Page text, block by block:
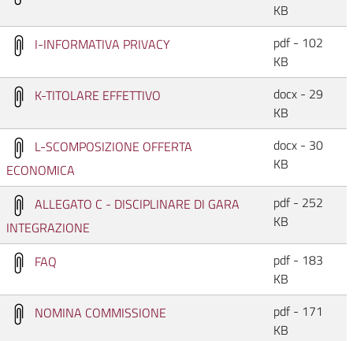
KB
I-INFORMATIVA PRIVACY
pdf - 102
KB
K-TITOLARE EFFETTIVO
docx - 29
KB
L-SCOMPOSIZIONE OFFERTA
ECONOMICA
docx - 30
KB
ALLEGATO C - DISCIPLINARE DI GARA
INTEGRAZIONE
pdf - 252
KB
FAQ
pdf - 183
KB
NOMINA COMMISSIONE
pdf - 171
KB